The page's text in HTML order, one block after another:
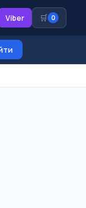
Viber 🛒 0